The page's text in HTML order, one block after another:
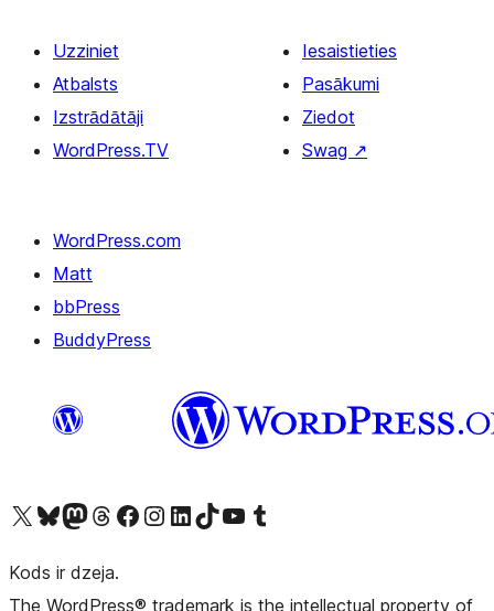
Uzziniet
Atbalsts
Izstrādātāji
WordPress.TV
Iesaistieties
Pasākumi
Ziedot
Swag ↗
WordPress.com
Matt
bbPress
BuddyPress
Apmeklējiet mūsu X (agrāk Twitter) kontu
Apmeklējiet mūsu Bluesky kontu
Apmeklējiet mūsu Mastodon kontu
Apmeklējiet mūsu Threads kontu
Apmeklējiet mūsu Facebook lapuApmeklējiet mūsu Instagram kontu
Apmeklējiet mūsu LinkedIn kontu
Apmeklējiet mūsu TikTok kontu
Apmeklējiet mūsu YouTube kanālu
Apmeklējiet mūsu Tumblr kontu
Kods ir dzeja.
The WordPress® trademark is the intellectual property of